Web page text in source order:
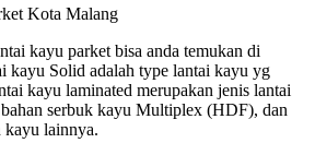
Kota Malang
kayu parket bisa anda temukan di
kayu Solid adalah type lantai kayu yg
kayu laminated merupakan jenis lantai
serbuk kayu Multiplex (HDF), dan
kayu lainnya.